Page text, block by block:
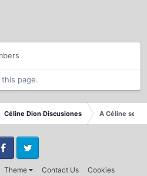
page.
Céline Dion Discusiones A Céline se le
Theme Contact Us Cookies
Twitter